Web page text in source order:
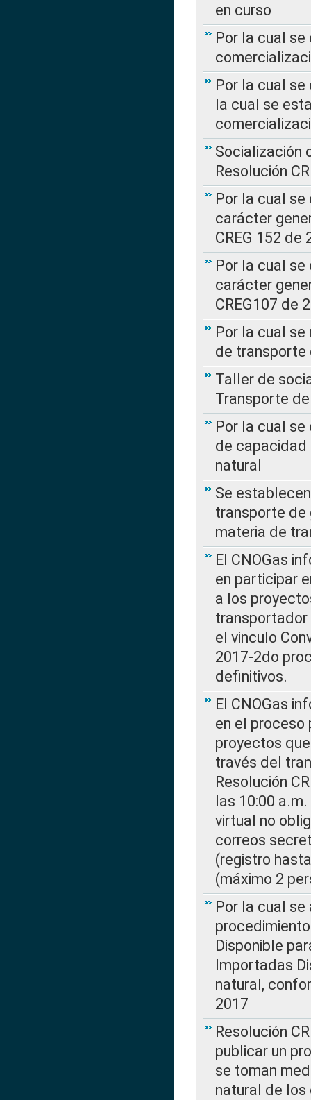
en curso
Por la cual
Por la cual se
la cual se
Socialización
Resolución
Por la cual
carácter
CREG 152 de
Por la cual
carácter
CREG107 de
Por la cual
de transporte
Taller de
Transporte
Por la cual
de capacidad
natural
Se
transporte de
materia de
El CNOGas
en participar
a los
transportador
el vinculo
2017-2do
definitivos.
El CNOGas
en el proceso
proyectos
través del
Resolución
las 10:00
virtual no
correos
(registro
(máximo 2
Por la cual
Disponible
Importadas
natural,
2017
Resolución
publicar un
se toman
natural de los